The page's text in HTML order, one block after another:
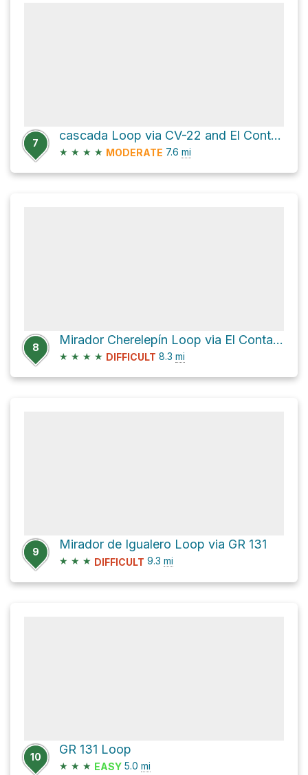
7
cascada Loop via CV-22 and El Contadero - Alto de Garajonay
★ ★ ★ ★ MODERATE 7.6 mi
8
Mirador Cherelepín Loop via El Contadero - Alto de Garajonay
★ ★ ★ ★ DIFFICULT 8.3 mi
9
Mirador de Igualero Loop via GR 131
★ ★ ★ DIFFICULT 9.3 mi
10
GR 131 Loop
★ ★ ★ EASY 5.0 mi